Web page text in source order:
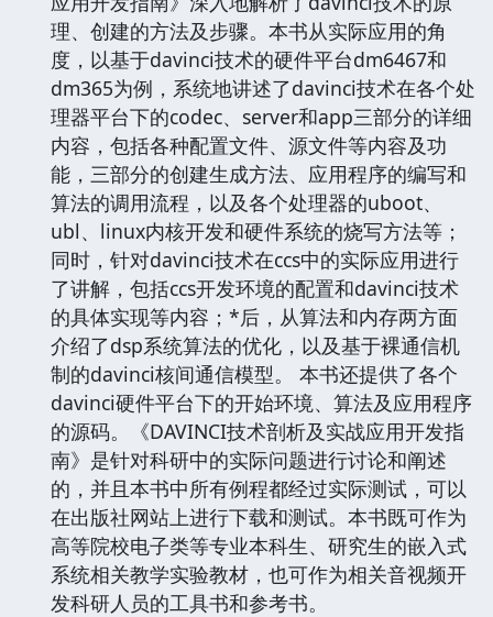
理、创建的方法及步骤。本书从实际应用的角
度，以基于davinci技术的硬件平台dm6467和
dm365为例，系统地讲述了davinci技术在各个处
理器平台下的codec、server和app三部分的详细
内容，包括各种配置文件、源文件等内容及功
能，三部分的创建生成方法、应用程序的编写和
算法的调用流程，以及各个处理器的uboot、
ubl、linux内核开发和硬件系统的烧写方法等；
同时，针对davinci技术在ccs中的实际应用进行
了讲解，包括ccs开发环境的配置和davinci技术
的具体实现等内容；*后，从算法和内存两方面
介绍了dsp系统算法的优化，以及基于裸通信机
制的davinci核间通信模型。 本书还提供了各个
davinci硬件平台下的开始环境、算法及应用程序
的源码。《DAVINCI技术剖析及实战应用开发指
南》是针对科研中的实际问题进行讨论和阐述
的，并且本书中所有例程都经过实际测试，可以
在出版社网站上进行下载和测试。本书既可作为
高等院校电子类等专业本科生、研究生的嵌入式
系统相关教学实验教材，也可作为相关音视频开
发科研人员的工具书和参考书。